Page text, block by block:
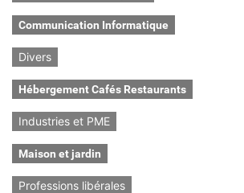
Communication Informatique
Divers
Hébergement Cafés Restaurants
Industries et PME
Maison et jardin
Professions libérales